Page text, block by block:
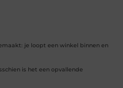
je loopt een winkel binnen en
is het een opvallende